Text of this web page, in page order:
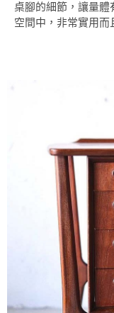
桌腳的細節，讓量體
空間中，非常實用而